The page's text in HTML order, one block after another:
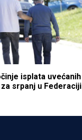
isplata uvećanih
srpanj u Federaciji